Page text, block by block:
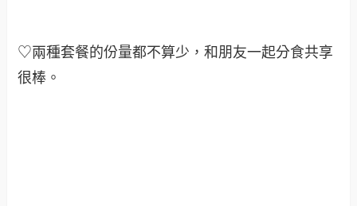
♡兩種套餐的份量都不算少，和朋友一起分食共享
很棒 。